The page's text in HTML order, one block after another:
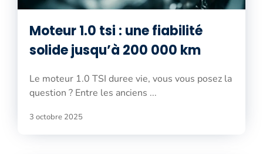
Moteur 1.0 tsi : une fiabilité
solide jusqu’à 200 000 km
Le moteur 1.0 TSI duree vie, vous vous posez la
question ? Entre les anciens ...
3 octobre 2025